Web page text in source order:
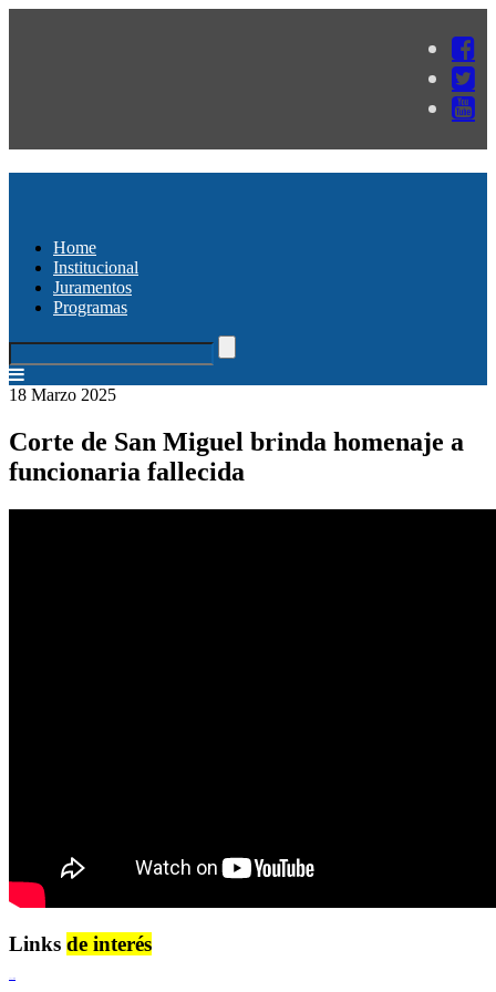
Home
Institucional
Juramentos
Programas
18 Marzo 2025
Corte de San Miguel brinda homenaje a
funcionaria fallecida
Links de interés